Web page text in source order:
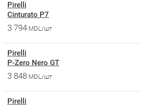
Pirelli
Cinturato P7
3 794 MDL/шт
Pirelli
P-Zero Nero GT
3 848 MDL/шт
Pirelli